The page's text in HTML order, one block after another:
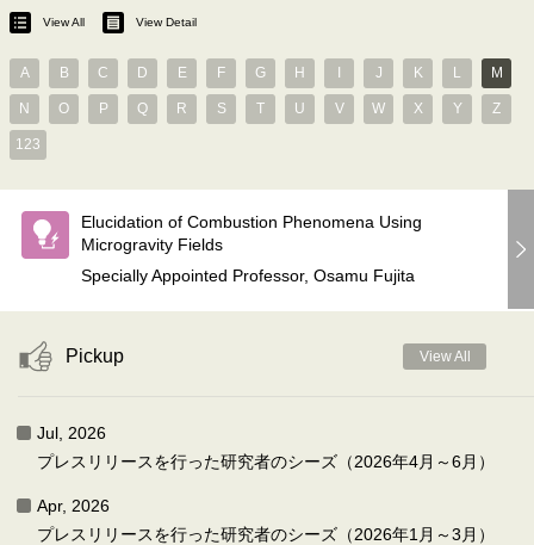
View All View Detail
A B C D E F G H J K L M
N O P Q R S T U V W X Y Z
123
Elucidation of Combustion Phenomena Using
Microgravity Fields
Specially Appointed Professor, Osamu Fujita
Pickup View All
Jul, 2026
プレスリリースを行った研究者のシーズ（2026年4月～6月）
Apr, 2026
プレスリリースを行った研究者のシーズ（2026年1月～3月）